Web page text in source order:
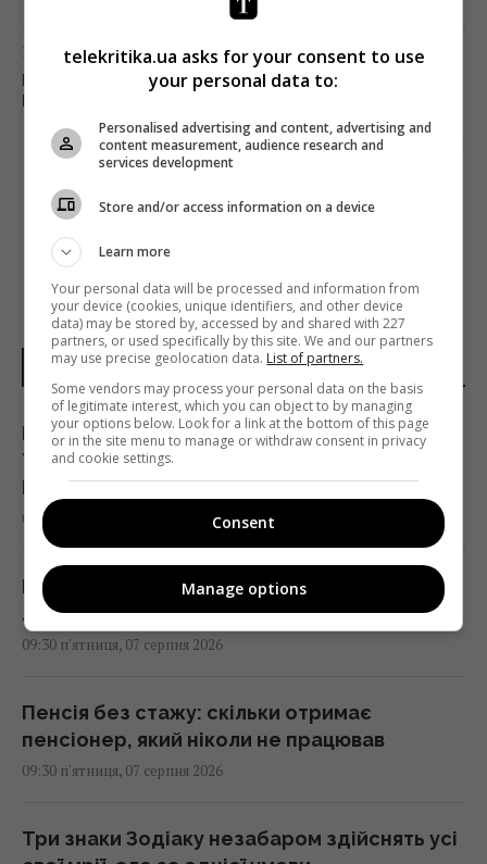
Попередня стаття
ПЕРЕМОЖЦЕМ «МАЙСТЕР ШЕФ.
Наступна стаття
НОВИЙ КАНАЛ ПРОДОВЖИВ РЕАЛІТІ «ВІД
НОВИНИ УКРАЇНИ І СВІТУ
Генсек ООН засудив масовані удари по
Україні, але назвав ескалацією атаки в тил
Росії
09:39 п'ятниця, 07 серпня 2026
Вікно часу: вчені зробили прорив у
лікування найагресивнішого раку мозку
09:30 п'ятниця, 07 серпня 2026
Пенсія без стажу: скільки отримає
пенсіонер, який ніколи не працював
09:30 п'ятниця, 07 серпня 2026
Три знаки Зодіаку незабаром здійснять усі
telekritika.ua asks for your consent to use
your personal data to:
Personalised advertising and content, advertising and
content measurement, audience research and
services development
Store and/or access information on a device
Learn more
Your personal data will be processed and information from
your device (cookies, unique identifiers, and other device
data) may be stored by, accessed by and shared with 227
partners, or used specifically by this site. We and our partners
may use precise geolocation data. List of partners.
Some vendors may process your personal data on the basis
of legitimate interest, which you can object to by managing
your options below. Look for a link at the bottom of this page
or in the site menu to manage or withdraw consent in privacy
and cookie settings.
Consent
Manage options